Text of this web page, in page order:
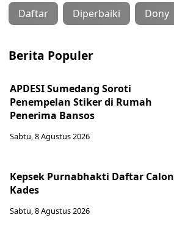
Daftar Diperbaiki Dony
Berita Populer
APDESI Sumedang Soroti
Penempelan Stiker di Rumah
Penerima Bansos
Sabtu, 8 Agustus 2026
Kepsek Purnabhakti Daftar Calon
Kades
Sabtu, 8 Agustus 2026